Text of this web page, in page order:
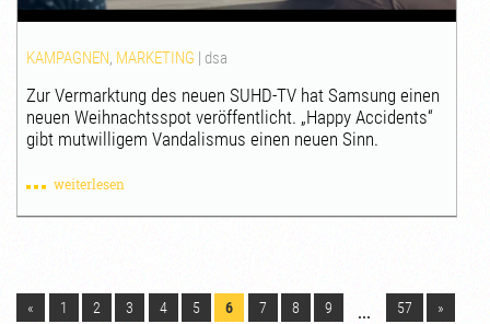
KAMPAGNEN, MARKETING | dsa
Zur Vermarktung des neuen SUHD-TV hat Samsung einen
neuen Weihnachtsspot veröffentlicht. „Happy Accidents“
gibt mutwilligem Vandalismus einen neuen Sinn.
weiterlesen
« 1 2 3 4 5 6 7 8 9 ... 57 »